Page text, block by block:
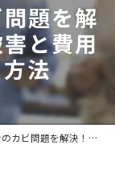
題を解
と費用
法
対応で健康被害と費用を最小限に抑える方法